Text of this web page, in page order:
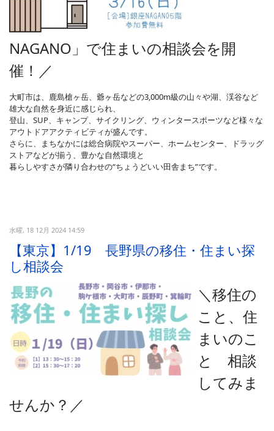
NAGANO」で住まいの相談会を開
催！／
大町市は、鹿島槍ヶ岳、爺ヶ岳などの3,000m級の山々や湖、渓谷など
雄大な自然を身近に感じられ、
登山、SUP、キャンプ、サイクリング、ウィンタースポーツなど様々な
アウトドアアクティビティが盛んです。
さらに、まちなかには総合病院やスーパー、ホームセンター、ドラッグ
ストアなどが揃う、豊かな自然環境と
暮らしやすさが隣り合わせの“ちょうどいい田舎まち”です。
水曜, 18 12月 2024 14:59
【東京】1/19 長野県の移住・住まい探
し相談会
＼移住の
こと、住
まいのこ
と 相談
してみま
せんか？ ／